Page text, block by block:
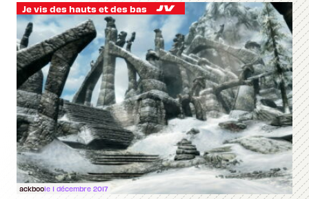
Je vis des hauts et des bas
ackboole 1 décembre 2017